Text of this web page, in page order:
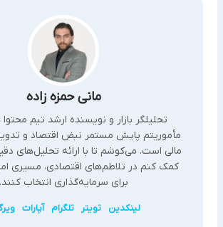
مانی حمزه زاده
تحلیلگر بازار و نویسنده ارشد تیم
مأموریتم پایش مستمر نبض اقتصاد و
مالی است. می‌کوشم تا با ارائه تحلیل‌های
کمک کنم در تلاطم‌های اقتصادی، مسیری
برای سرمایه‌گذاری انتخاب کنند.
لینکدین تویتر تلگرام آپارات